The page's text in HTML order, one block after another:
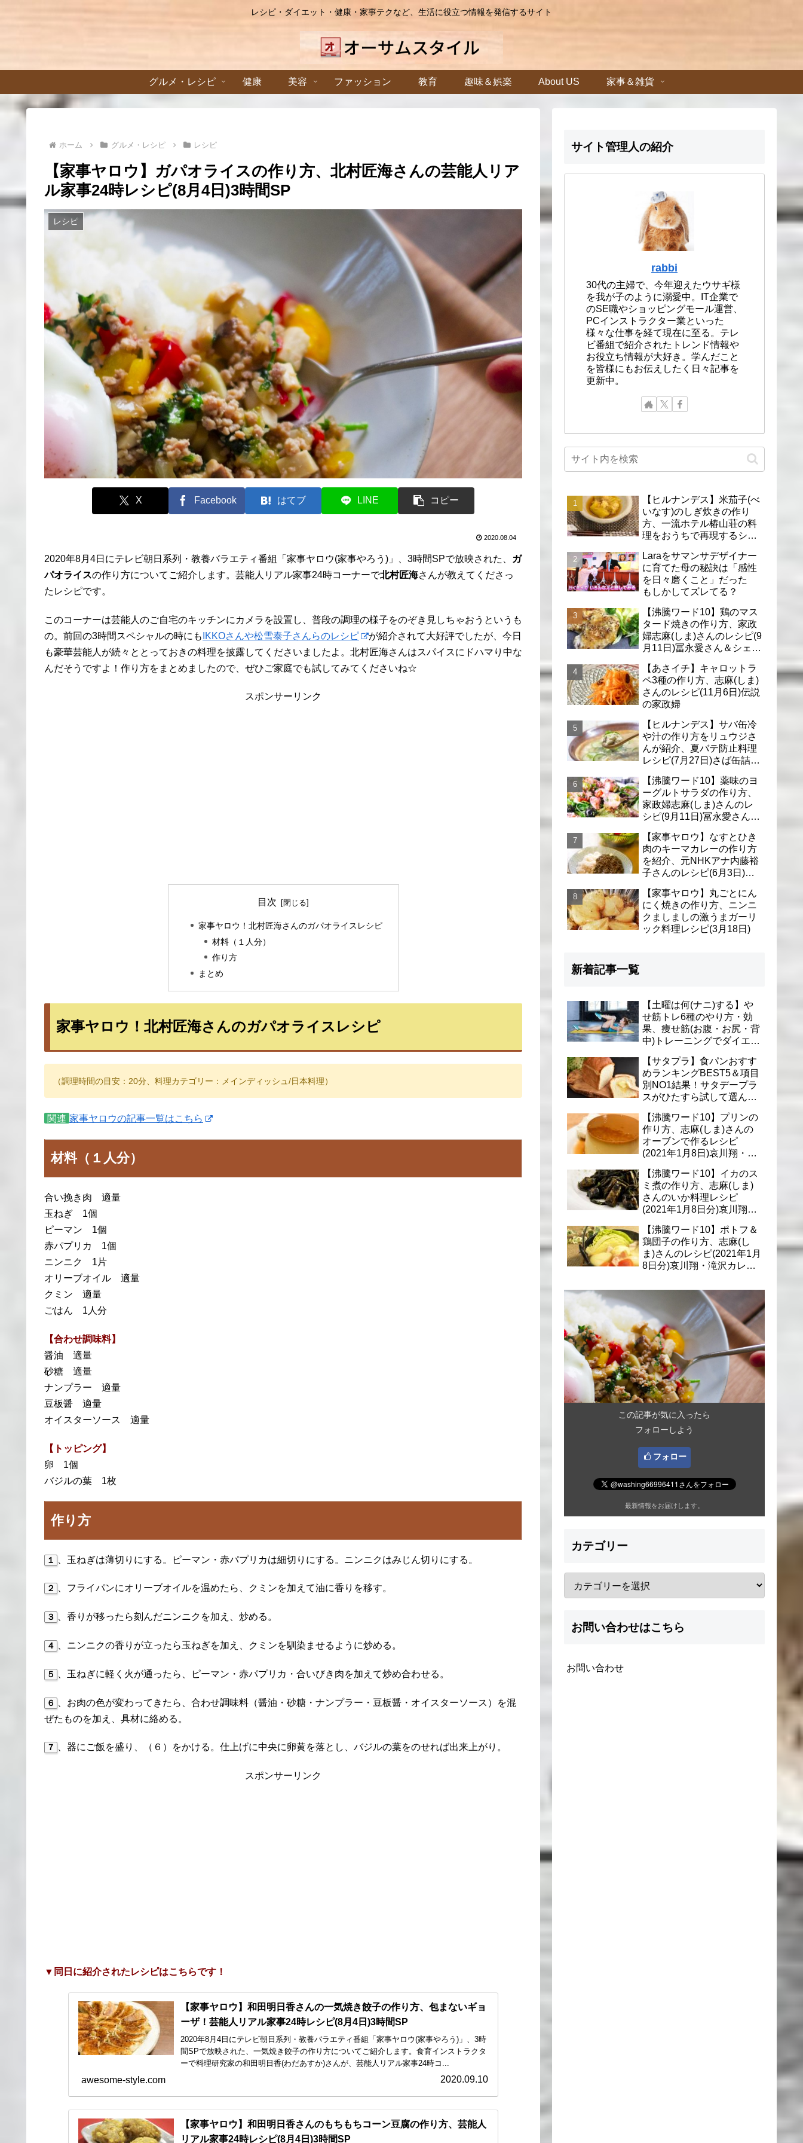
レシピ・ダイエット・健康・家事テクなど、生活に役立つ情報を発信するサイト
グルメ・レシピ 健康 美容 ファッション 教育 趣味＆娯楽 About US 家事＆雑貨
ホーム グルメ・レシピ レシピ
【家事ヤロウ】ガパオライスの作り方、北村匠海さんの芸能人リア
ル家事24時レシピ(8月4日)3時間SP
レシピ
X Facebook はてブ LINE コピー
2020.08.04
2020年8月4日にテレビ朝日系列・教養バラエティ番組「家事ヤロウ(家事やろう)」、3時間SPで放映された、
ガ
パオライスの作り方についてご紹介します。芸能人リアル家事24時コーナーで北村匠海さんが教えてくださっ
たレシピです。
このコーナーは芸能人のご自宅のキッチンにカメラを設置し、普段の調理の様子をのぞき見しちゃおうというも
の。前回の3時間スペシャルの時にも IKKOさんや松雪泰子さんらのレシピ
が紹介されて大好評でしたが、今日
も豪華芸能人が続々ととっておきの料理を披露してくださいましたよ。北村匠海さんはスパイスにドハマり中な
んだそうですよ！作り方をまとめましたので、ぜひご家庭でも試してみてくださいね☆
スポンサーリンク
目次
家事ヤロウ！北村匠海さんのガパオライスレシピ
材料（１人分）
作り方
まとめ
家事ヤロウ！北村匠海さんのガパオライスレシピ
（調理時間の目安：20分、料理カテゴリー：メインディッシュ/日本料理）
関連 家事ヤロウの記事一覧はこちら
材料（１人分）
合い挽き肉 適量
玉ねぎ 1個
ピーマン 1個
赤パプリカ 1個
ニンニク 1片
オリーブオイル 適量
クミン 適量
ごはん 1人分
【合わせ調味料】
醤油 適量
砂糖 適量
ナンプラー 適量
豆板醤 適量
オイスターソース 適量
【トッピング】
卵 1個
バジルの葉 1枚
作り方
１ 、玉ねぎは薄切りにする。ピーマン・赤パプリカは細切りにする。ニンニクはみじん切りにする。
２ 、フライパンにオリーブオイルを温めたら、クミンを加えて油に香りを移す。
３ 、香りが移ったら刻んだニンニクを加え、炒める。
４ 、ニンニクの香りが立ったら玉ねぎを加え、クミンを馴染ませるように炒める。
５ 、玉ねぎに軽く火が通ったら、ピーマン・赤パプリカ・合いびき肉を加えて炒め合わせる。
６ 、お肉の色が変わってきたら、合わせ調味料（醤油・砂糖・ナンプラー・豆板醤・オイスターソース）を混
ぜたものを加え、具材に絡める。
７ 、器にご飯を盛り、（６）をかける。仕上げに中央に卵黄を落とし、バジルの葉をのせれば出来上がり。
スポンサーリンク
▼同日に紹介されたレシピはこちらです！
【家事ヤロウ】和田明日香さんの一気焼き餃子の作り方、包まないギョ
ーザ！芸能人リアル家事24時レシピ(8月4日)3時間SP
2020年8月4日にテレビ朝日系列・教養バラエティ番組「家事ヤロウ(家事やろう)」、3時
間SPで放映された、一気焼き餃子の作り方についてご紹介します。食育インストラクタ
ーで料理研究家の和田明日香(わだあすか)さんが、芸能人リアル家事24時コ...
awesome-style.com 2020.09.10
【家事ヤロウ】和田明日香さんのもちもちコーン豆腐の作り方、芸能人
リアル家事24時レシピ(8月4日)3時間SP
サイト管理人の紹介
rabbi
30代の主婦で、今年迎えたウサギ様
を我が子のように溺愛中。IT企業で
のSE職やショッピングモール運営、
PCインストラクター業といった
様々な仕事を経て現在に至る。テレ
ビ番組で紹介されたトレンド情報や
お役立ち情報が大好き。学んだこと
を皆様にもお伝えしたく日々記事を
更新中。
【ヒルナンデス】米茄子(べ
いなす)のしぎ炊きの作り
方、一流ホテル椿山荘の料
理をおうちで再現するシェ
Laraをサマンサデザイナー
に育てた母の秘訣は「感性
を日々磨くこと」だった
もしかしてズレてる？
【沸騰ワード10】鶏のマス
タード焼きの作り方、家政
婦志麻(しま)さんのレシピ(9
月11日)冨永愛さん＆シェリ
【あさイチ】キャロットラ
ペ3種の作り方、志麻(しま)
さんのレシピ(11月6日)伝説
の家政婦
【ヒルナンデス】サバ缶冷
や汁の作り方をリュウジさ
んが紹介、夏バテ防止料理
レシピ(7月27日)さば缶詰で
【沸騰ワード10】薬味のヨ
ーグルトサラダの作り方、
家政婦志麻(しま)さんのレ
シピ(9月11日)冨永愛さん＆
【家事ヤロウ】なすとひき
肉のキーマカレーの作り方
を紹介、元NHKアナ内藤裕
子さんのレシピ(6月3日)リ
【家事ヤロウ】丸ごとにん
にく焼きの作り方、ニンニ
クましましの激うまガーリ
ック料理レシピ(3月18日)
新着記事一覧
【土曜は何(ナニ)する】や
せ筋トレ6種のやり方・効
果、痩せ筋(お腹・お尻・背
中)トレーニングでダイエッ
【サタプラ】食パンおすす
めランキングBEST5＆項目
別NO1結果！サタデープラ
スがひたすら試して選んだ
【沸騰ワード10】プリンの
作り方、志麻(しま)さんの
オーブンで作るレシピ
(2021年1月8日)哀川翔・滝
理
【沸騰ワード10】イカのス
ミ煮の作り方、志麻(しま)
さんのいか料理レシピ
(2021年1月8日分)哀川翔・
【沸騰ワード10】ポトフ＆
鶏団子の作り方、志麻(し
ま)さんのレシピ(2021年1月
8日分)哀川翔・滝沢カレ
この記事が気に入ったら
フォローしよう
フォロー
最新情報をお届けします。
カテゴリー
お問い合わせはこちら
お問い合わせ